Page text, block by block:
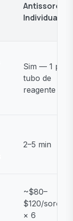
Antissoros
Individuais
Sim — 1 por
tubo de
reagente
2–5 min
~$80–
$120/
× 6